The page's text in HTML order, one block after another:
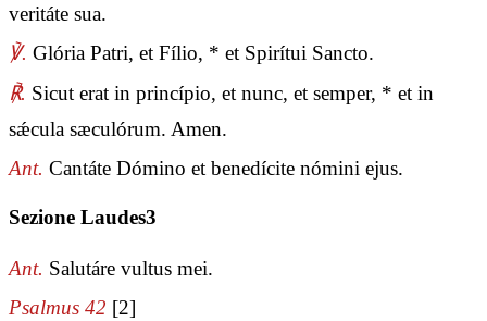
veritáte sua.
℣. Glória Patri, et Fílio, * et Spirítui Sancto.
℟. Sicut erat in princípio, et nunc, et semper, * et in
sǽcula sæculórum. Amen.
Ant. Cantáte Dómino et benedícite nómini ejus.
Sezione Laudes3
Ant. Salutáre vultus mei.
Psalmus 42 [2]